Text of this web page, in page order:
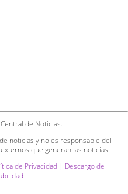
de Noticias.
noticias y no es responsable del
que generan las noticias.
de Privacidad | Descargo de